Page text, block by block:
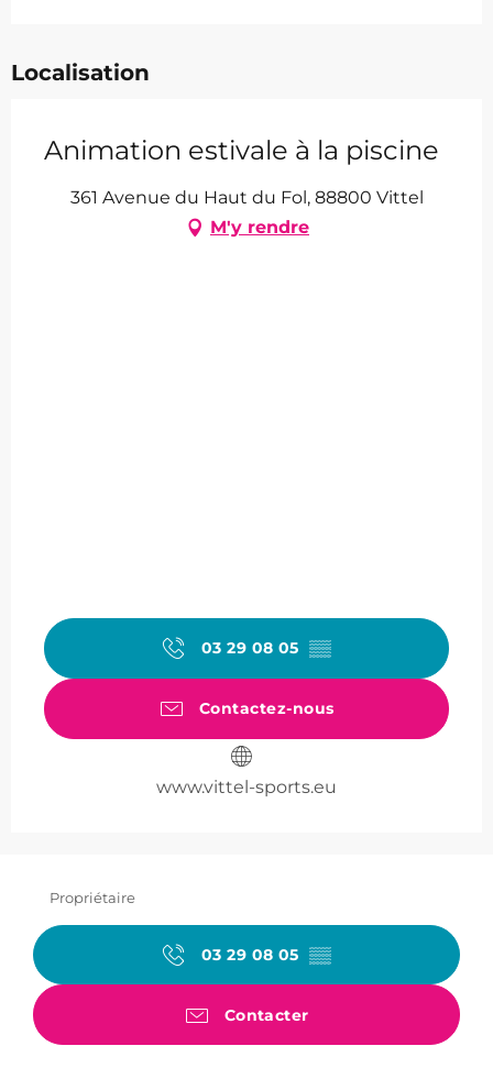
Localisation
Animation estivale à la piscine
361 Avenue du Haut du Fol, 88800 Vittel
M'y rendre
03 29 08 05 ▒▒
Contactez-nous
www.vittel-sports.eu
Propriétaire
03 29 08 05 ▒▒
Contacter